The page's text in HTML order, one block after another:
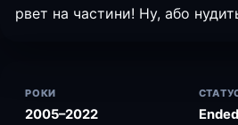
рвет на частини! Ну, або
РОКИ
2005–2022 Ended